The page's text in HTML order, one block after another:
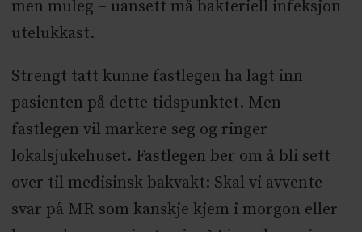
men muleg – uansett må bakteriell infeksjon
utelukkast.
Strengt tatt kunne fastlegen ha lagt inn
pasienten på dette tidspunktet. Men
fastlegen vil markere seg og ringer
lokalsjukehuset. Fastlegen ber om å bli sett
over til medisinsk bakvakt: Skal vi avvente
svar på MR som kanskje kjem i morgon eller